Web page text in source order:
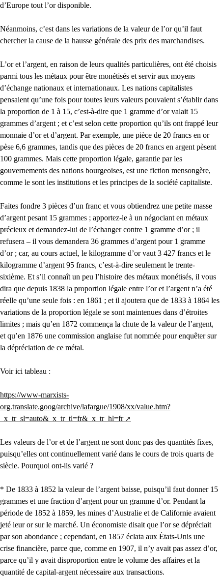
d’Europe tout l’or disponible.
Néanmoins, c’est dans les variations de la valeur de l’or qu’il faut
chercher la cause de la hausse générale des prix des marchandises.
L’or et l’argent, en raison de leurs qualités particulières, ont été choisis
parmi tous les métaux pour être monétisés et servir aux moyens
d’échange nationaux et internationaux. Les nations capitalistes
pensaient qu’une fois pour toutes leurs valeurs pouvaient s’établir dans
la proportion de 1 à 15, c’est-à-dire que 1 gramme d’or valait 15
grammes d’argent ; et c’est selon cette proportion qu’ils ont frappé leur
monnaie d’or et d’argent. Par exemple, une pièce de 20 francs en or
pèse 6,6 grammes, tandis que des pièces de 20 francs en argent pèsent
100 grammes. Mais cette proportion légale, garantie par les
gouvernements des nations bourgeoises, est une fiction mensongère,
comme le sont les institutions et les principes de la société capitaliste.
Faites fondre 3 pièces d’un franc et vous obtiendrez une petite masse
d’argent pesant 15 grammes ; apportez-le à un négociant en métaux
précieux et demandez-lui de l’échanger contre 1 gramme d’or ; il
refusera – il vous demandera 36 grammes d’argent pour 1 gramme
d’or ; car, au cours actuel, le kilogramme d’or vaut 3 427 francs et le
kilogramme d’argent 95 francs, c’est-à-dire seulement le trente-
sixième. Et s’il connaît un peu l’histoire des métaux monétisés, il vous
dira que depuis 1838 la proportion légale entre l’or et l’argent n’a été
réelle qu’une seule fois : en 1861 ; et il ajoutera que de 1833 à 1864 les
variations de la proportion légale se sont maintenues dans d’étroites
limites ; mais qu’en 1872 commença la chute de la valeur de l’argent,
et qu’en 1876 une commission anglaise fut nommée pour enquêter sur
la dépréciation de ce métal.
Voir ici tableau :
https://www-marxists-
org.translate.goog/archive/lafargue/1908/xx/value.htm?
_x_tr_sl=auto&_x_tr_tl=fr&_x_tr_hl=fr
Les valeurs de l’or et de l’argent ne sont donc pas des quantités fixes,
puisqu’elles ont continuellement varié dans le cours de trois quarts de
siècle. Pourquoi ont-ils varié ?
* De 1833 à 1852 la valeur de l’argent baisse, puisqu’il faut donner 15
grammes et une fraction d’argent pour un gramme d’or. Pendant la
période de 1852 à 1859, les mines d’Australie et de Californie avaient
jeté leur or sur le marché. Un économiste disait que l’or se dépréciait
par son abondance ; cependant, en 1857 éclata aux États-Unis une
crise financière, parce que, comme en 1907, il n’y avait pas assez d’or,
parce qu’il y avait disproportion entre le volume des affaires et la
quantité de capital-argent nécessaire aux transactions.